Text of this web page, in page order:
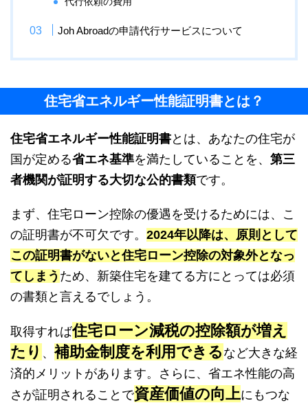
Joh Abroadの申請代行サービスについて
住宅省エネルギー性能証明書とは？
住宅省エネルギー性能証明書とは、あなたの住宅が
国が定める省エネ基準を満たしていることを、 第三
者機関が証明する大切な公的書類です。
まず、住宅ローン控除の優遇を受けるためには、こ
の証明書が不可欠です。 2024年以降は、原則として
この証明書がないと住宅ローン控除の対象外となっ
てしまう ため、新築住宅を建てる方にとっては必須
の書類と言えるでしょう。
取得すれば住宅ローン減税の控除額が増え
たり 、補助金制度を利用できる など大きな経
済的メリットがあります。さらに、省エネ性能の高
さが証明されることで資産価値の向上にもつな